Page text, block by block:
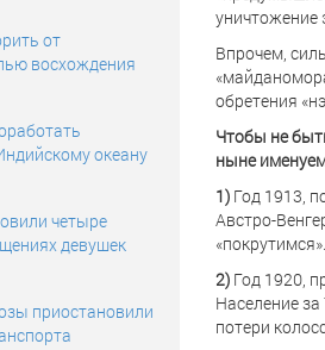
от
восхождения
океану
четыре
девушек
приостановили
уничтожение
Впрочем,
обретения
Чтобы не
ныне
1) Год 1913,
Австро-
«покрутимся».
2) Год 1920,
Население
потери